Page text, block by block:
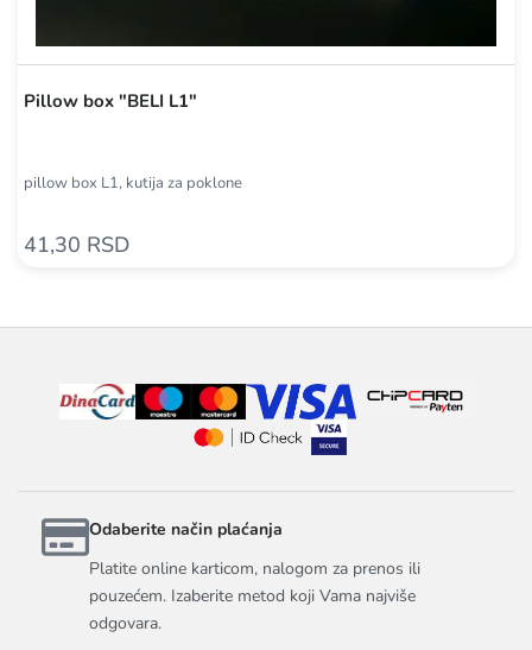
Pillow box "BELI L1"
pillow box L1, kutija za poklone
41,30 RSD
Odaberite način plaćanja
Platite online karticom, nalogom za prenos ili
pouzećem. Izaberite metod koji Vama najviše
odgovara.